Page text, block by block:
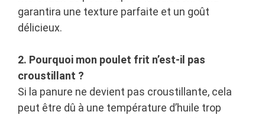
garantira une texture parfaite et un goût
délicieux.
2. Pourquoi mon poulet frit n’est-il pas
croustillant ?
Si la panure ne devient pas croustillante, cela
peut être dû à une température d’huile trop